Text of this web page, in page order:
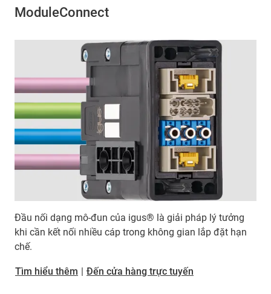
ModuleConnect
Đầu nối dạng mô-đun của igus® là giải pháp lý tưởng
khi cần kết nối nhiều cáp trong không gian lắp đặt hạn
chế.
Tìm hiểu thêm | Đến cửa hàng trực tuyến